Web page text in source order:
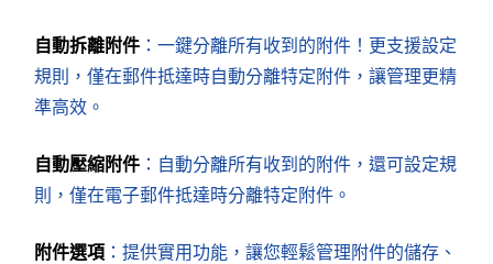
自動拆離附件 ：一鍵分離所有收到的附件！更支援設定
規則，僅在郵件抵達時自動分離特定附件，讓管理更精
準高效。
自動壓縮附件 ：自動分離所有收到的附件，還可設定規
則，僅在電子郵件抵達時分離特定附件。
附件選項 ：提供實用功能，讓您輕鬆管理附件的儲存、